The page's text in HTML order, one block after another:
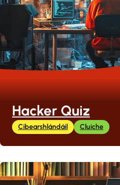
Hacker Quiz
Cibearshlándáil Cluiche